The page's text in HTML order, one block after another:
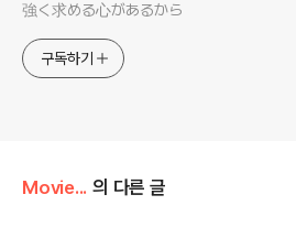
強く求める心があるから
구독하기
Movie... 의 다른 글